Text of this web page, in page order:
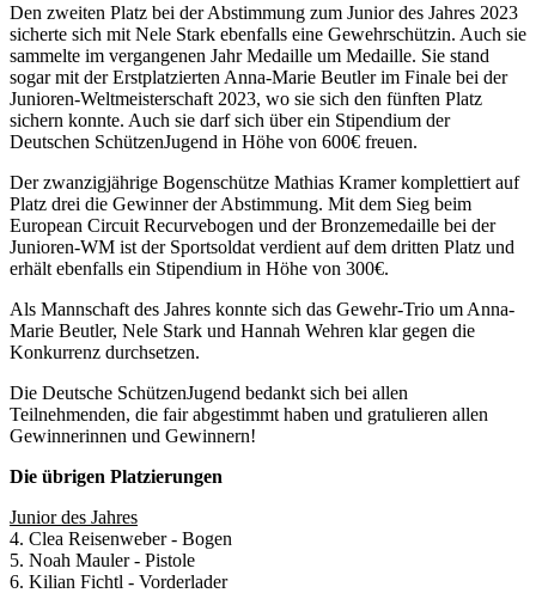
Den zweiten Platz bei der Abstimmung zum Junior des Jahres 2023
sicherte sich mit Nele Stark ebenfalls eine Gewehrschützin. Auch sie
sammelte im vergangenen Jahr Medaille um Medaille. Sie stand
sogar mit der Erstplatzierten Anna-Marie Beutler im Finale bei der
Junioren-Weltmeisterschaft 2023, wo sie sich den fünften Platz
sichern konnte. Auch sie darf sich über ein Stipendium der
Deutschen SchützenJugend in Höhe von 600€ freuen.
Der zwanzigjährige Bogenschütze Mathias Kramer komplettiert auf
Platz drei die Gewinner der Abstimmung. Mit dem Sieg beim
European Circuit Recurvebogen und der Bronzemedaille bei der
Junioren-WM ist der Sportsoldat verdient auf dem dritten Platz und
erhält ebenfalls ein Stipendium in Höhe von 300€.
Als Mannschaft des Jahres konnte sich das Gewehr-Trio um Anna-
Marie Beutler, Nele Stark und Hannah Wehren klar gegen die
Konkurrenz durchsetzen.
Die Deutsche SchützenJugend bedankt sich bei allen
Teilnehmenden, die fair abgestimmt haben und gratulieren allen
Gewinnerinnen und Gewinnern!
Die übrigen Platzierungen
Junior des Jahres
4. Clea Reisenweber - Bogen
5. Noah Mauler - Pistole
6. Kilian Fichtl - Vorderlader